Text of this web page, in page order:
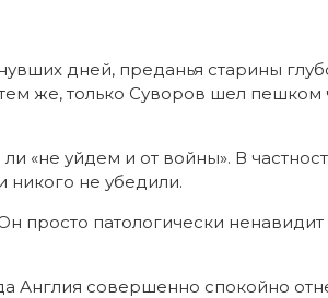
дней, преданья старины
же, только Суворов шел пешком
«не уйдем и от войны». В
никого не убедили.
просто патологически
Англия совершенно спокойно